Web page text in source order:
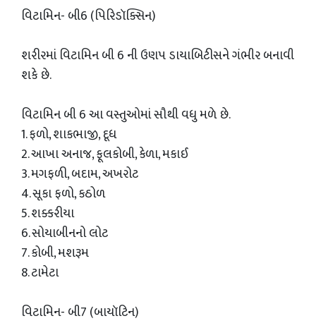
વિટામિન- બી6 (પિરિડૉક્સિન)
શરીરમાં વિટામિન બી 6 ની ઉણપ ડાયાબિટીસને ગંભીર બનાવી
શકે છે.
વિટામિન બી 6 આ વસ્તુઓમાં સૌથી વધુ મળે છે.
1. ફળો, શાકભાજી, દૂધ
2. આખા અનાજ, ફૂલકોબી, કેળા, મકાઈ
3. મગફળી, બદામ, અખરોટ
4. સૂકા ફળો, કઠોળ
5. શક્કરીયા
6. સોયાબીનનો લોટ
7. કોબી, મશરૂમ
8. ટામેટા
વિટામિન- બી7 (બાયૉટિન)